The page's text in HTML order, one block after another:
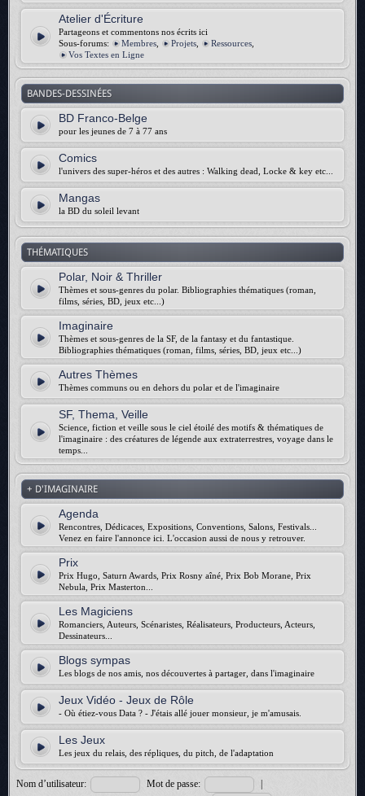
Atelier d'Écriture
Partageons et commentons nos écrits ici
Sous-forums:
Membres Projets Ressources
Vos Textes en Ligne
BANDES-DESSINÉES
BD Franco-Belge
pour les jeunes de 7 à 77 ans
Comics
l'univers des super-héros et des autres : Walking dead, Locke & key etc...
Mangas
la BD du soleil levant
THÉMATIQUES
Polar, Noir & Thriller
Thèmes et sous-genres du polar. Bibliographies thématiques (roman,
films, séries, BD, jeux etc...)
Imaginaire
Thèmes et sous-genres de la SF, de la fantasy et du fantastique.
Bibliographies thématiques (roman, films, séries, BD, jeux etc...)
Autres Thèmes
Thèmes communs ou en dehors du polar et de l'imaginaire
SF, Thema, Veille
Science, fiction et veille sous le ciel étoilé des motifs & thématiques de
l'imaginaire : des créatures de légende aux extraterrestres, voyage dans le
temps...
+ D'IMAGINAIRE
Agenda
Rencontres, Dédicaces, Expositions, Conventions, Salons, Festivals...
Venez en faire l'annonce ici. L'occasion aussi de nous y retrouver.
Prix
Prix Hugo, Saturn Awards, Prix Rosny aîné, Prix Bob Morane, Prix
Nebula, Prix Masterton...
Les Magiciens
Romanciers, Auteurs, Scénaristes, Réalisateurs, Producteurs, Acteurs,
Dessinateurs...
Blogs sympas
Les blogs de nos amis, nos découvertes à partager, dans l'imaginaire
Jeux Vidéo - Jeux de Rôle
- Où étiez-vous Data ? - J'étais allé jouer monsieur, je m'amusais.
Les Jeux
Les jeux du relais, des répliques, du pitch, de l'adaptation
Nom d’utilisateur: Mot de passe:
|